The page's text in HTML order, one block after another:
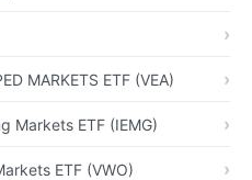
MARKETS ETF (VEA)
Markets ETF (IEMG)
ETF (VWO)